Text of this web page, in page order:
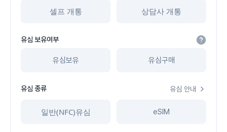
셀프 개통 상담사 개통
유심 보유여부
유심보유 유심구매
유심 종류 유심 안내
일반(NFC)유심 eSIM